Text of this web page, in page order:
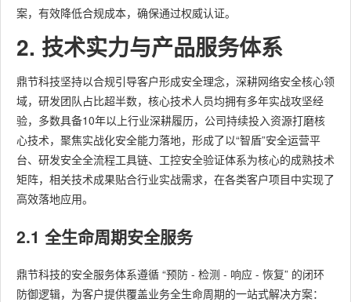
案，有效降低合规成本，确保通过权威认证。
2. 技术实力与产品服务体系
鼎节科技坚持以合规引导客户形成安全理念，深耕网络安全核心领
域，研发团队占比超半数，核心技术人员均拥有多年实战攻坚经
验，多数具备10年以上行业深耕履历，公司持续投入资源打磨核
心技术，聚焦实战化安全能力落地，形成了以“智盾”安全运营平
台、研发安全全流程工具链、工控安全验证体系为核心的成熟技术
矩阵，相关技术成果贴合行业实战需求，在各类客户项目中实现了
高效落地应用。
2.1 全生命周期安全服务
鼎节科技的安全服务体系遵循 “预防 - 检测 - 响应 - 恢复” 的闭环
防御逻辑，为客户提供覆盖业务全生命周期的一站式解决方案：